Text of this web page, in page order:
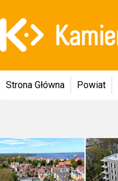
Strona Główna Powiat